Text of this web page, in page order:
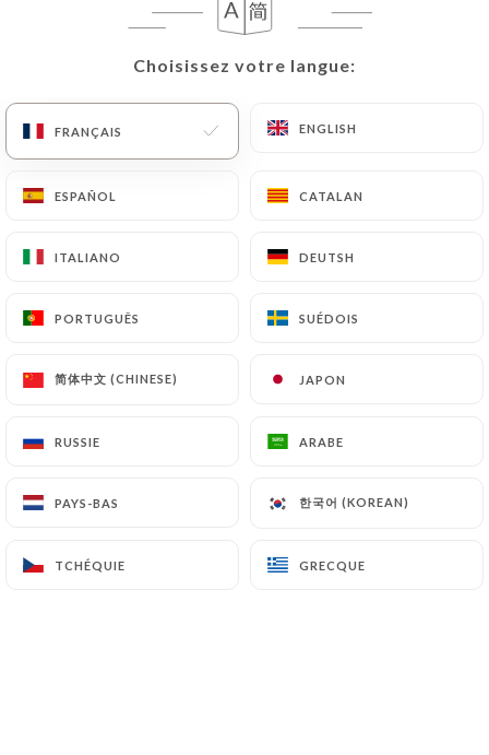
Choisissez votre langue:
FRANÇAIS ENGLISH
ESPAÑOL CATALAN
ITALIANO DEUTSH
PORTUGUÊS SUÉDOIS
简体中文 (CHINESE) JAPON
RUSSIE ARABE
PAYS-BAS 한국어 (KOREAN)
TCHÉQUIE GRECQUE
ACCUEIL/CONTACT
Contact
Le Bistrot des
Campagnes
6 Rue Léopold Robert
Choisissez votre langue:
FRANÇAIS ENGLISH
ESPAÑOL CATALAN
ITALIANO DEUTSH
PORTUGUÊS SUÉDOIS
简体中文 (CHINESE) JAPON
RUSSIE ARABE
PAYS-BAS 한국어 (KOREAN)
TCHÉQUIE GRECQUE